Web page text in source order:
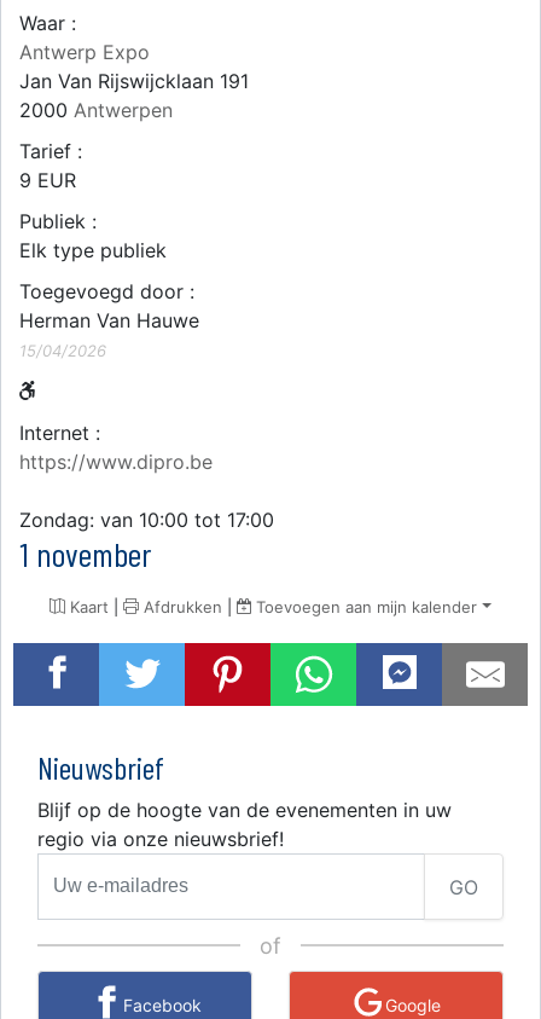
Waar :
Antwerp Expo
Jan Van Rijswijcklaan 191
2000 Antwerpen
Tarief :
9 EUR
Publiek :
Elk type publiek
Toegevoegd door :
Herman Van Hauwe
15/04/2026
Internet :
https://www.dipro.be
Zondag: van 10:00 tot 17:00
1 november
Kaart | Afdrukken | Toevoegen aan mijn kalender
Nieuwsbrief
Blijf op de hoogte van de evenementen in uw
regio via onze nieuwsbrief!
GO
of
Facebook Google